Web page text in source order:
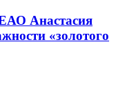
Анастасия
«золотого